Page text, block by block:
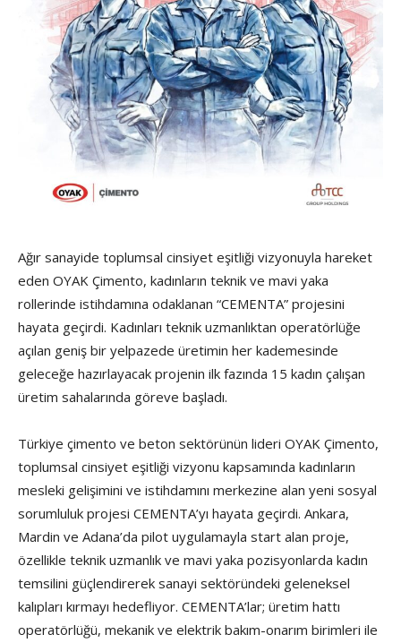
Ağır sanayide toplumsal cinsiyet eşitliği vizyonuyla hareket
eden OYAK Çimento, kadınların teknik ve mavi yaka
rollerinde istihdamına odaklanan “CEMENTA” projesini
hayata geçirdi. Kadınları teknik uzmanlıktan operatörlüğe
açılan geniş bir yelpazede üretimin her kademesinde
geleceğe hazırlayacak projenin ilk fazında 15 kadın çalışan
üretim sahalarında göreve başladı.
Türkiye çimento ve beton sektörünün lideri OYAK Çimento,
toplumsal cinsiyet eşitliği vizyonu kapsamında kadınların
mesleki gelişimini ve istihdamını merkezine alan yeni sosyal
sorumluluk projesi CEMENTA’yı hayata geçirdi. Ankara,
Mardin ve Adana’da pilot uygulamayla start alan proje,
özellikle teknik uzmanlık ve mavi yaka pozisyonlarda kadın
temsilini güçlendirerek sanayi sektöründeki geleneksel
kalıpları kırmayı hedefliyor. CEMENTA’lar; üretim hattı
operatörlüğü, mekanik ve elektrik bakım-onarım birimleri ile